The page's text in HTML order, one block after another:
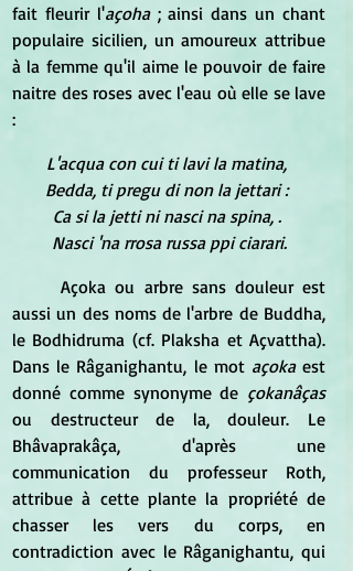
fait fleurir l'açoha ; ainsi dans un chant
populaire sicilien, un amoureux attribue
à la femme qu'il aime le pouvoir de faire
naitre des roses avec l'eau où elle se lave
:
L'acqua con cui ti lavi la matina,
Bedda, ti pregu di non la jettari :
Ca si la jetti ni nasci na spina, .
Nasci 'na rrosa russa ppi ciarari.
	Açoka ou arbre sans douleur est
aussi un des noms de l'arbre de Buddha,
le Bodhidruma (cf. Plaksha et Açvattha).
Dans le Râganighantu, le mot açoka est
donné comme synonyme de çokanâças
ou destructeur de la, douleur. Le
Bhâvaprakâça, d'après une
communication du professeur Roth,
attribue à cette plante la propriété de
chasser les vers du corps, en
contradiction avec le Râganighantu, qui